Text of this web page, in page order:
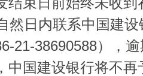
然日内联系中国建
21-38690588），
中国建设银行将不再